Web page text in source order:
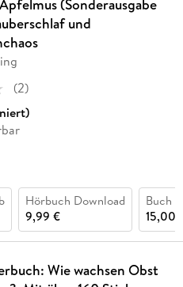
(Sonderausgabe
und
(2)
Hörbuch Download
9,99 €
Buch
15,00
Wie wachsen Obst